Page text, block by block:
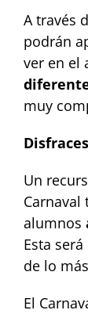
A través
podrán
ver en el
muy
Un
alumnos
Esta
de lo
El